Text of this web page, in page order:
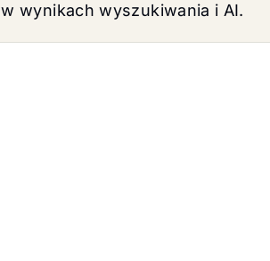
wynikach wyszukiwania i AI.